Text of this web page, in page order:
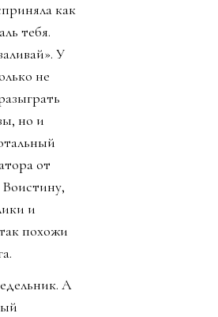
как
тебя.
У
не
но и
от
Воистину,
и
похожи
А